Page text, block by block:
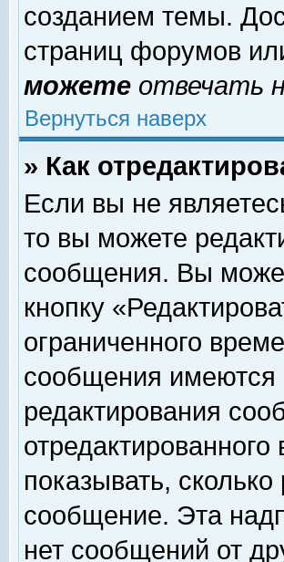
созданием темы.
страниц форумов
можете отвечать
Вернуться наверх
» Как
Если вы не
то вы можете
сообщения. Вы
кнопку
ограниченного
сообщения имеются
редактирования
показывать,
сообщение. Эта
нет сообщений от